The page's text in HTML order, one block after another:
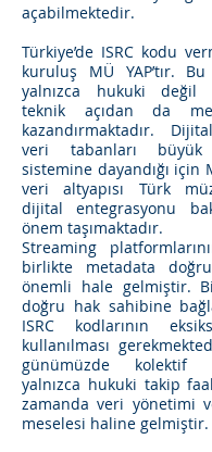
açabilmektedir.
Türkiye’de ISRC kodu
kuruluş MÜ YAP’tır.
yalnızca hukuki değil
teknik açıdan da
kazandırmaktadır.
veri tabanları büyük
sistemine dayandığı için
veri altyapısı Türk
dijital entegrasyonu
önem taşımaktadır.
Streaming
birlikte metadata
önemli hale gelmiştir.
doğru hak sahibine
ISRC kodlarının
kullanılması
günümüzde kolektif
yalnızca hukuki takip
zamanda veri yönetimi
meselesi haline gelmiştir.